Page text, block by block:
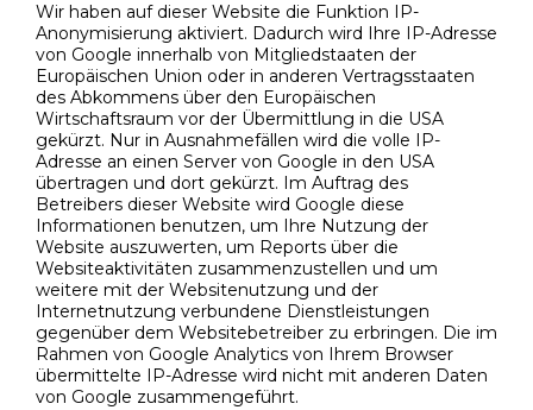
Wir haben auf dieser Website die Funktion IP-
Anonymisierung aktiviert. Dadurch wird Ihre IP-Adresse
von Google innerhalb von Mitgliedstaaten der
Europäischen Union oder in anderen Vertragsstaaten
des Abkommens über den Europäischen
Wirtschaftsraum vor der Übermittlung in die USA
gekürzt. Nur in Ausnahmefällen wird die volle IP-
Adresse an einen Server von Google in den USA
übertragen und dort gekürzt. Im Auftrag des
Betreibers dieser Website wird Google diese
Informationen benutzen, um Ihre Nutzung der
Website auszuwerten, um Reports über die
Websiteaktivitäten zusammenzustellen und um
weitere mit der Websitenutzung und der
Internetnutzung verbundene Dienstleistungen
gegenüber dem Websitebetreiber zu erbringen. Die im
Rahmen von Google Analytics von Ihrem Browser
übermittelte IP-Adresse wird nicht mit anderen Daten
von Google zusammengeführt.